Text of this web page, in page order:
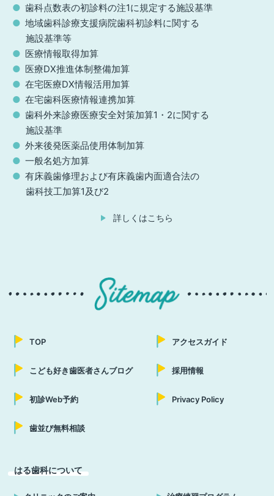
歯科点数表の初診料の注1に規定する施設基準
地域歯科診療支援病院歯科初診料に関する
施設基準等
医療情報取得加算
医療DX推進体制整備加算
在宅医療DX情報活用加算
在宅歯科医療情報連携加算
歯科外来診療医療安全対策加算1・2に関する
施設基準
外来後発医薬品使用体制加算
一般名処方加算
有床義歯修理および有床義歯内面適合法の
歯科技工加算1及び2
詳しくはこちら
TOP
こども好き歯医者さんブログ
初診Web予約
歯並び無料相談
アクセスガイド
採用情報
Privacy Policy
はる歯科について